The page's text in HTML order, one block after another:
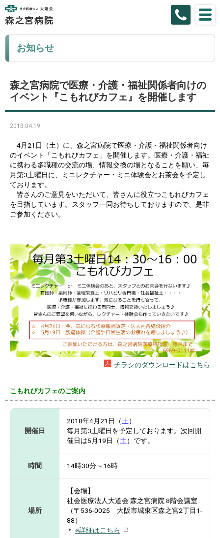
お知らせ
森之宮病院で医療・介護・福祉関係者向けの
イベント『こもれびカフェ』を開催します
2018.04.19
4月21日（土）に、森之宮病院で医療・介護・福祉関係者向け
のイベント「こもれびカフェ」を開催します。医療・介護・福祉
に携わる多職種の交流の場、情報交換の場となることを願い、毎
月第3土曜日に、ミニレクチャー・ミニ体験会とお茶会を予定し
ております。
皆さんのご意見をいただいて、皆さんに役立つこもれびカフェ
を目指しています。スタッフ一同お待ちしておりますので、是非
ご参加ください。
チラシのダウンロードはこちら
こもれびカフェのご案内
開催日
2018年4月21日（土）
毎月第3土曜日を予定しております。次回開
催日は5月19日（土）です。
時間 14時30分～16時
場所
【会場】
社会医療法人大道会 森之宮病院 8階会議室
（〒536-0025 大阪市城東区森之宮2丁目1-
88）
※詳細はこちら